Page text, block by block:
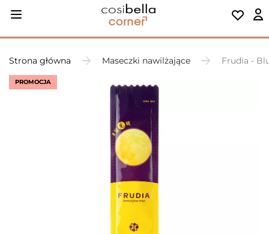
Strona główna Maseczki nawilżające Frudia -
PROMOCJA